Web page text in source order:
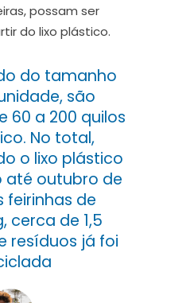
possam ser
do lixo plástico.
do tamanho
são
60 a 200 quilos
No total,
o lixo plástico
até outubro de
feirinhas de
cerca de 1,5
resíduos já foi